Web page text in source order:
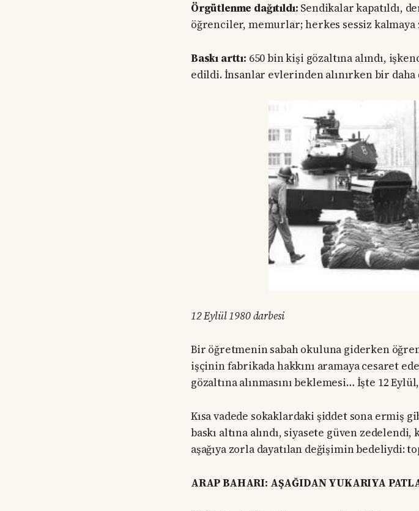
Örgütlenme dağıtıldı: Sendikalar kapatıldı,
öğrenciler, memurlar; herkes sessiz kalmaya
Baskı arttı: 650 bin kişi gözaltına alındı,
edildi. İnsanlar evlerinden alınırken bir
12 Eylül 1980 darbesi
Bir öğretmenin sabah okuluna giderken
işçinin fabrikada hakkını aramaya cesaret
gözaltına alınmasını beklemesi… İşte 12
Kısa vadede sokaklardaki şiddet sona ermiş
baskı altına alındı, siyasete güven
aşağıya zorla dayatılan değişimin bedeliydi:
ARAP BAHARI: AŞAĞIDAN YUKARIYA